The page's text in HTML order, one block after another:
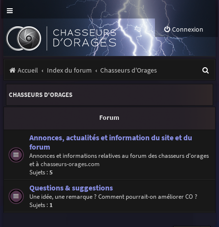
Connexion
Accueil Index du forum Chasseurs d'Orages
e
e
CHASSEURS D'ORAGES
Forum
Annonces, actualités et information du site et du
forum
Annonces et informations relatives au forum des chasseurs d'orages
et à chasseurs-orages.com
Sujets :5
Questions & suggestions
Une idée, une remarque ? Comment pourrait-on améliorer CO ?
Sujets : 1